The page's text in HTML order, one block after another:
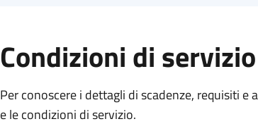
Condizioni di servizio
Per conoscere i dettagli di scadenze, requisiti
e le condizioni di servizio.